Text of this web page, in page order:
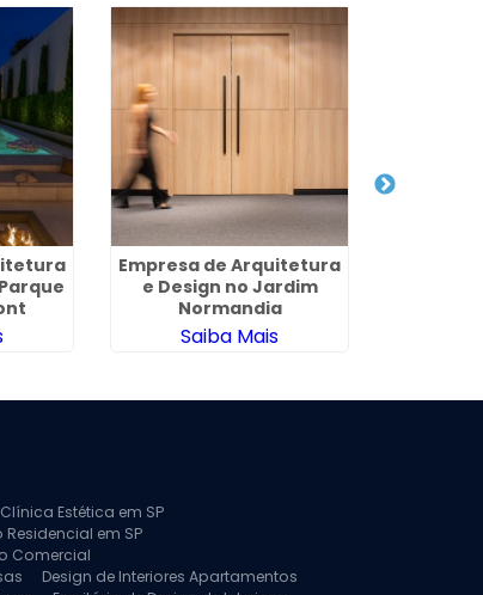
Empresa de Arquitetura
e Design no Jardim
Normandia
Saiba Mais
Estética em SP
em SP
Comercial
Design de Interiores Apartamentos